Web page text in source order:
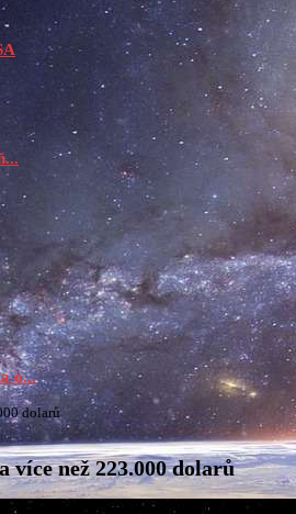
o...
dolarů
více než 223.000 dolarů